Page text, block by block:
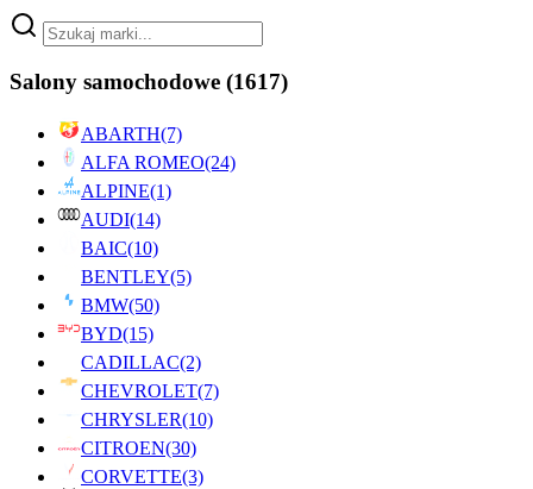
Salony samochodowe (1617)
ABARTH(7)
ALFA ROMEO(24)
ALPINE(1)
AUDI(14)
BAIC(10)
BENTLEY(5)
BMW(50)
BYD(15)
CADILLAC(2)
CHEVROLET(7)
CHRYSLER(10)
CITROEN(30)
CORVETTE(3)